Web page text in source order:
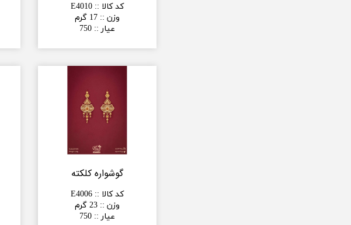
کد کالا ::
E4010
وزن ::17 گرم
عیار ::
750
گوشواره کلکته
کد کالا ::
E4006
وزن ::23 گرم
عیار ::
750